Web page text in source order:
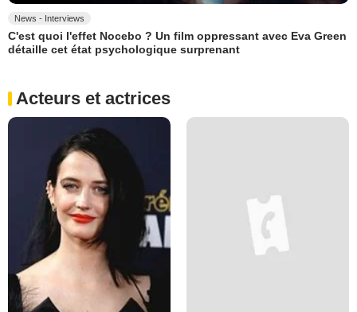
News - Interviews
C'est quoi l'effet Nocebo ? Un film oppressant avec Eva Green
détaille cet état psychologique surprenant
Acteurs et actrices